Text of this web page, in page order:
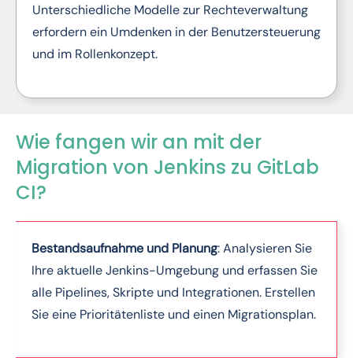
Unterschiedliche Modelle zur Rechteverwaltung
erfordern ein Umdenken in der Benutzersteuerung
und im Rollenkonzept.
Wie fangen wir an mit der
Migration von Jenkins zu GitLab
CI?
Bestandsaufnahme und Planung: Analysieren Sie
Ihre aktuelle Jenkins-Umgebung und erfassen Sie
alle Pipelines, Skripte und Integrationen. Erstellen
Sie eine Prioritätenliste und einen Migrationsplan.